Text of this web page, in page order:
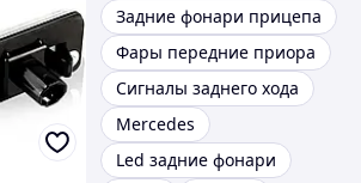
Задние фонари прицепа
Фары передние приора
Сигналы заднего хода
Mercedes
Led задние фонари